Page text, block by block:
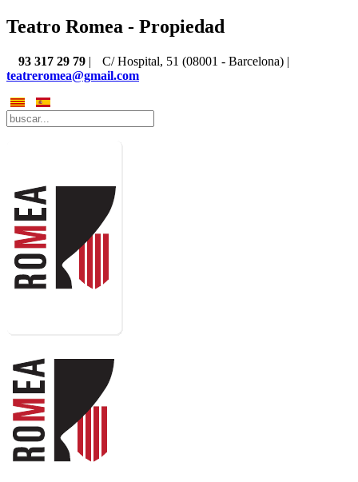
Teatro Romea - Propiedad
93 317 29 79 |
C/ Hospital, 51 (08001 - Barcelona) |
teatreromea@gmail.com